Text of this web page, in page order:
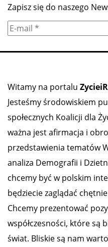
Zapisz się do naszego
Witamy na portalu
Jesteśmy środowiskiem
społecznych Koalicji dla
ważna jest afirmacja i
przedstawienia tematów
analiza Demografii i
chcemy być w polskim
będziecie zaglądać
Chcemy prezentować
współczesności, które są
świat. Bliskie są nam